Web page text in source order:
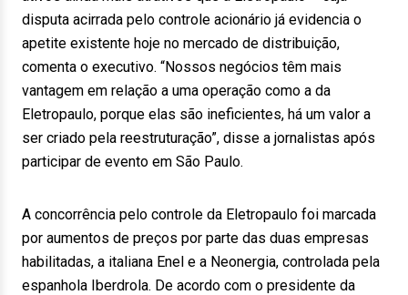
disputa acirrada pelo controle acionário já evidencia o
apetite existente hoje no mercado de distribuição,
comenta o executivo. “Nossos negócios têm mais
vantagem em relação a uma operação como a da
Eletropaulo, porque elas são ineficientes, há um valor a
ser criado pela reestruturação”, disse a jornalistas após
participar de evento em São Paulo.
A concorrência pelo controle da Eletropaulo foi marcada
por aumentos de preços por parte das duas empresas
habilitadas, a italiana Enel e a Neonergia, controlada pela
espanhola Iberdrola. De acordo com o presidente da